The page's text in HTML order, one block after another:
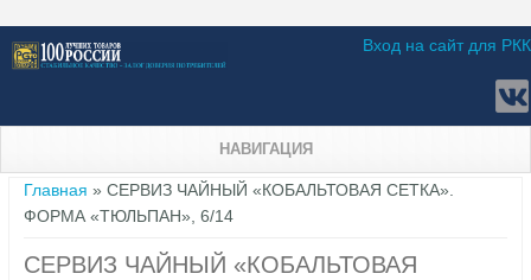
Вход на сайт для РКК
НАВИГАЦИЯ
Вы здесь
Главная » СЕРВИЗ ЧАЙНЫЙ «КОБАЛЬТОВАЯ СЕТКА».
ФОРМА «ТЮЛЬПАН», 6/14
СЕРВИЗ ЧАЙНЫЙ «КОБАЛЬТОВАЯ